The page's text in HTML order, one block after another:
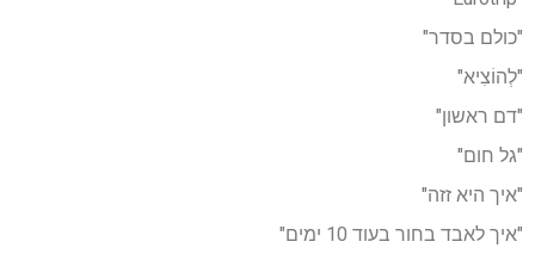
"כולם בסדר"
"לְהוֹצִיא"
"דם ראשון"
"גל חום"
"איך היא זזה"
"איך לאבד בחור בעוד 10 ימים"